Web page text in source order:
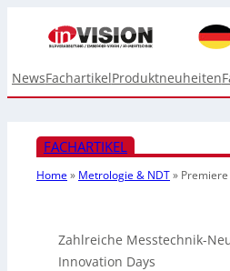
NewsFachartikelProduktneuheiten
FACHARTIKEL
Home» Metrologie & NDT»
Zahlreiche Messtechnik-
Innovation Days